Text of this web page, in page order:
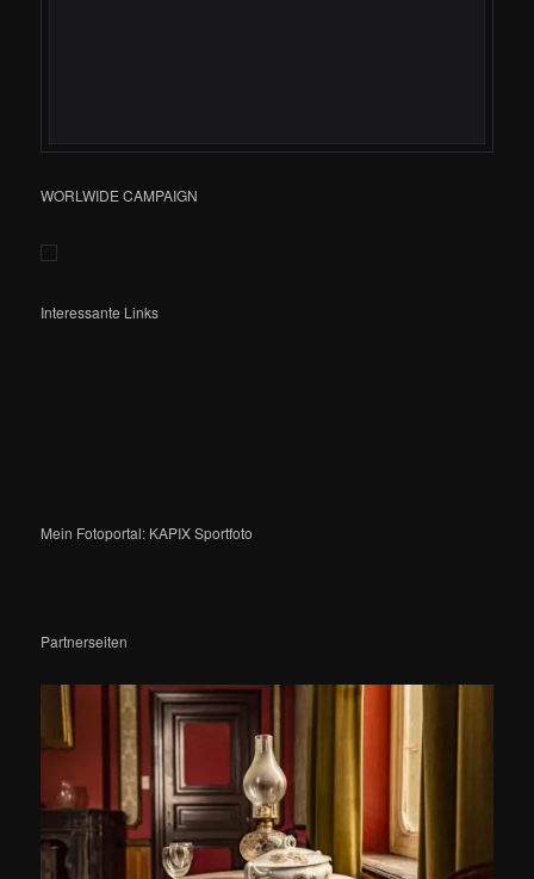
WORLWIDE CAMPAIGN
Interessante Links
Mein Fotoportal: KAPIX Sportfoto
Partnerseiten